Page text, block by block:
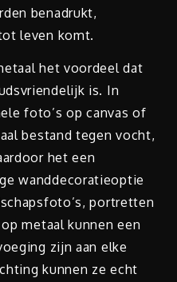
benadrukt,
leven komt.
het voordeel dat
is. In
foto’s op canvas of
bestand tegen vocht,
het een
wanddecoratieoptie
portretten
metaal kunnen een
zijn aan elke
kunnen ze echt